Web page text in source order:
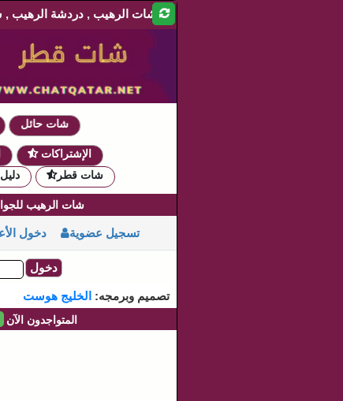
شات الرهيب , دردشة الرهيب ,
شات حائل
الإشتراكات
شات قطر
شات الرهيب للجوال
دخول تسجيل عضوية
دخول
تصميم وبرمجه: الخليج هوست
المتواجدون الآن